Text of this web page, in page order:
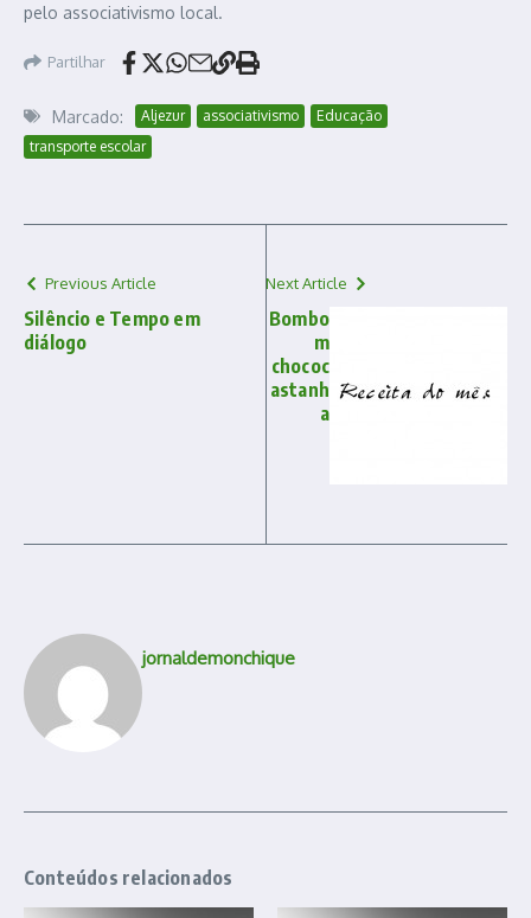
pelo associativismo local.
Partilhar
Marcado: Aljezur associativismo
Educação
transporte escolar
Previous Article
Silêncio e Tempo em
diálogo
Next Article
Bombo
m
chococ
astanh
a
jornaldemonchique
Conteúdos relacionados